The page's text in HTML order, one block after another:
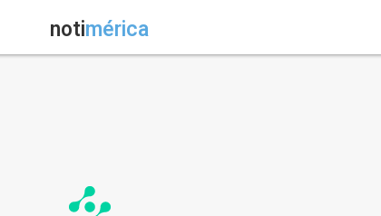
notimérica